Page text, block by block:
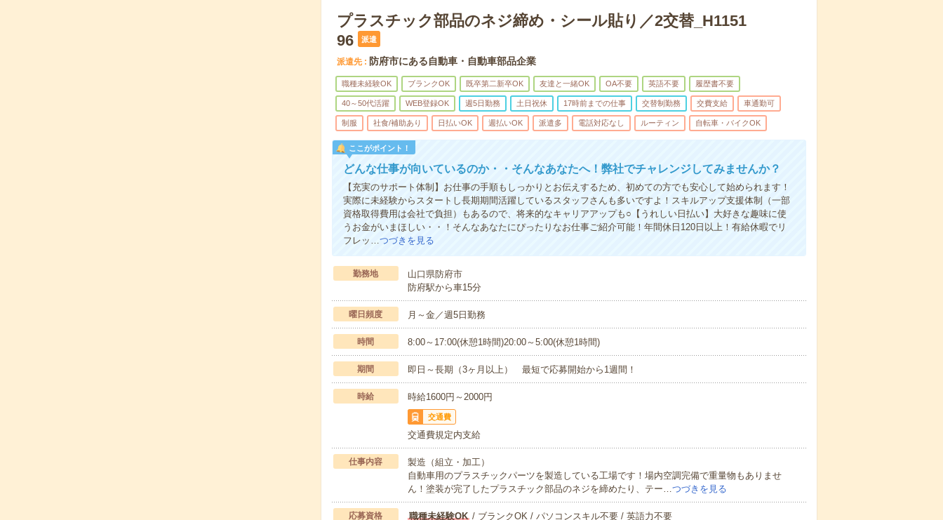
プラスチック部品のネジ締め・シール貼り／2交替_H1151
96
派遣
派遣先 防府市にある自動車・自動車部品企業
職種未経験OK ブランクOK 既卒第二新卒OK 友達と一緒OK OA不要 英語不要 履歴書不要
40～50代活躍 WEB登録OK 週5日勤務 土日祝休 17時前までの仕事 交替制勤務 交費支給 車通勤可
制服 社食/補助あり 日払いOK 週払いOK 派遣多 電話対応なし ルーティン 自転車・バイクOK
ここがポイント！
どんな仕事が向いているのか・・そんなあなたへ！弊社でチャレンジしてみませんか？
【充実のサポート体制】お仕事の手順もしっかりとお伝えするため、初めての方でも安心して始められます！
実際に未経験からスタートし長期期間活躍しているスタッフさんも多いですよ！スキルアップ支援体制（一部
資格取得費用は会社で負担）もあるので、将来的なキャリアアップも○【うれしい日払い】大好きな趣味に使
うお金がいまほしい・・！そんなあなたにぴったりなお仕事ご紹介可能！年間休日120日以上！有給休暇でリ
フレッ…つづきを見る
勤務地
山口県防府市
防府駅から車15分
曜日頻度 月～金／週5日勤務
時間 8:00～17:00(休憩1時間)20:00～5:00(休憩1時間)
期間 即日～長期（3ヶ月以上） 最短で応募開始から1週間！
時給 時給1600円～2000円
交通費
交通費規定内支給
仕事内容
製造（組立・加工）
自動車用のプラスチックパーツを製造している工場です！場内空調完備で重量物もありませ
ん！塗装が完了したプラスチック部品のネジを締めたり、テー…つづきを見る
応募資格 職種未経験OK/ ブランクOK / パソコンスキル不要 / 英語力不要